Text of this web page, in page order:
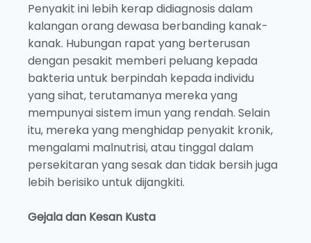
Penyakit ini lebih kerap didiagnosis dalam
kalangan orang dewasa berbanding kanak-
kanak. Hubungan rapat yang berterusan
dengan pesakit memberi peluang kepada
bakteria untuk berpindah kepada individu
yang sihat, terutamanya mereka yang
mempunyai sistem imun yang rendah. Selain
itu, mereka yang menghidap penyakit kronik,
mengalami malnutrisi, atau tinggal dalam
persekitaran yang sesak dan tidak bersih juga
lebih berisiko untuk dijangkiti.
Gejala dan Kesan Kusta